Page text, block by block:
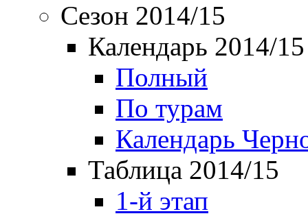
Сезон 2014/15
Календарь 2014/15
Полный
По турам
Календарь
Таблица 2014/15
1-й этап